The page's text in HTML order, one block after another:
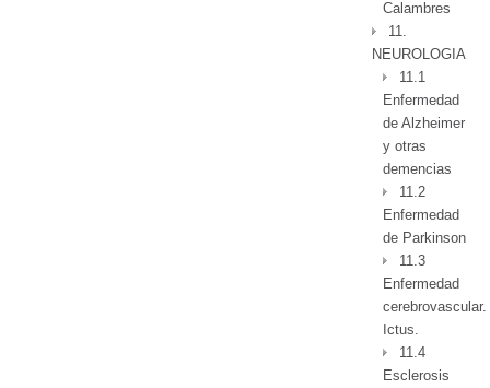
Calambres
11.
NEUROLOGIA
11.1
Enfermedad
de Alzheimer
y otras
demencias
11.2
Enfermedad
de Parkinson
11.3
Enfermedad
cerebrovascular.
Ictus.
11.4
Esclerosis